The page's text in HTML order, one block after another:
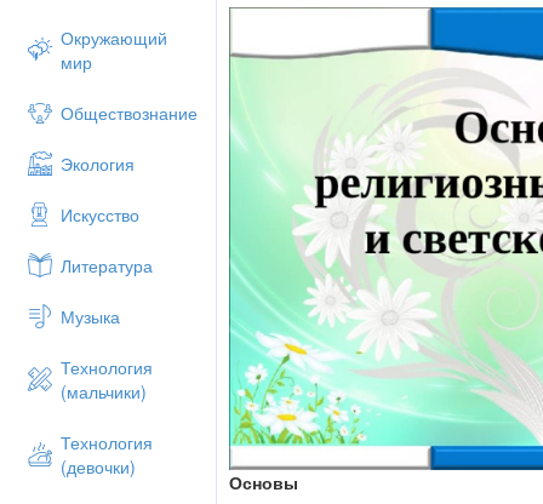
Окружающий
мир
Обществознание
Экология
Искусство
Литература
Музыка
Технология
(мальчики)
Технология
(девочки)
Основы